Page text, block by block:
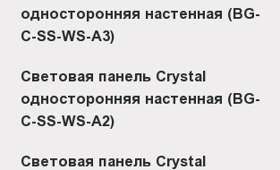
односторонняя настенная (BG-
C-SS-WS-A3)
Световая панель Crystal
односторонняя настенная (BG-
C-SS-WS-A2)
Световая панель Crystal